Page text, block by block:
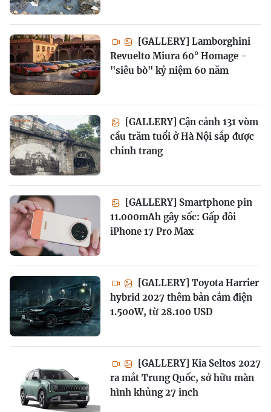
[GALLERY] Lamborghini
Revuelto Miura 60° Homage -
"siêu bò" kỷ niệm 60 năm
[GALLERY] Cận cảnh 131 vòm
cầu trăm tuổi ở Hà Nội sắp được
chỉnh trang
[GALLERY] Smartphone pin
11.000mAh gây sốc: Gấp đôi
iPhone 17 Pro Max
[GALLERY] Toyota Harrier
hybrid 2027 thêm bản cắm điện
1.500W, từ 28.100 USD
[GALLERY] Kia Seltos 2027
ra mắt Trung Quốc, sở hữu màn
hình khủng 27 inch